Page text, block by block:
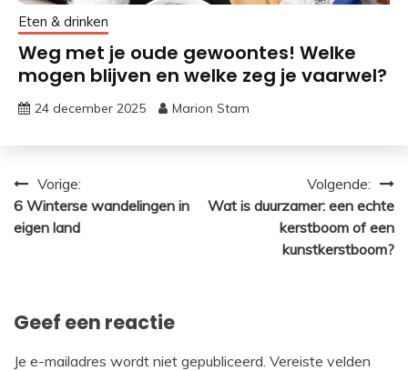
Eten & drinken
Weg met je oude gewoontes! Welke
mogen blijven en welke zeg je vaarwel?
24 december 2025 Marion Stam
Bericht
navigatie
Vorige:
6 Winterse wandelingen in
eigen land
Volgende:
Wat is duurzamer: een echte
kerstboom of een
kunstkerstboom?
Geef een reactie
Je e-mailadres wordt niet gepubliceerd. Vereiste velden